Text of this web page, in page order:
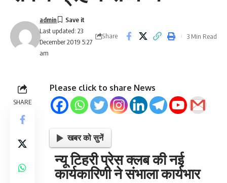
Last updated: 23
December 2019 5:27
am
admin
Share 3 Min Read
SHARE
Please click to share News
खबर को सुनें
न्यू टिहरी प्रेस क्लब की नई
कार्यकारिणी ने संभाला कार्यभार